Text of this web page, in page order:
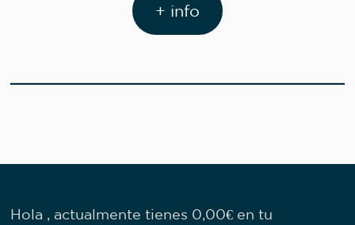
+ info
Hola , actualmente tienes 0,00€ en tu